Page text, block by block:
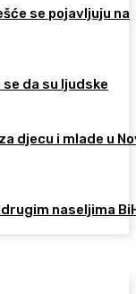
se pojavljuju na
da su ljudske
djecu i mlade u
naseljima